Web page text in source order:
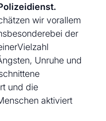
wir vorallem
der
Unruhe und
und die
aktiviert